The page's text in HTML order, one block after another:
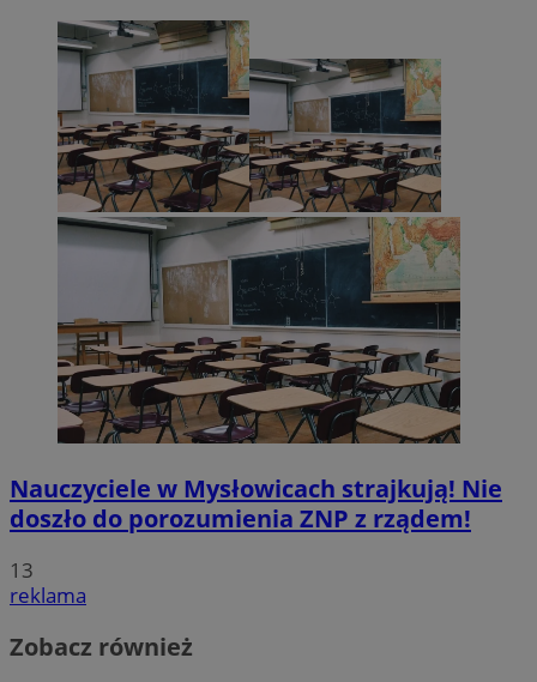
Nauczyciele w Mysłowicach strajkują! Nie
doszło do porozumienia ZNP z rządem!
13
reklama
Zobacz również